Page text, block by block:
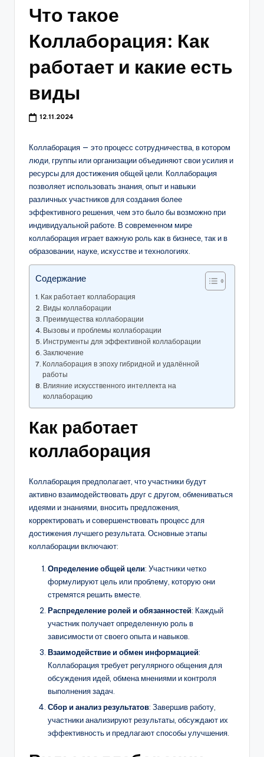
Что такое
Коллаборация: Как
работает и какие есть
виды
12.11.2024
Коллаборация — это процесс сотрудничества, в котором
люди, группы или организации объединяют свои усилия и
ресурсы для достижения общей цели. Коллаборация
позволяет использовать знания, опыт и навыки
различных участников для создания более
эффективного решения, чем это было бы возможно при
индивидуальной работе. В современном мире
коллаборация играет важную роль как в бизнесе, так и в
образовании, науке, искусстве и технологиях.
Содержание
Как работает коллаборация
Виды коллаборации
Преимущества коллаборации
Вызовы и проблемы коллаборации
Инструменты для эффективной коллаборации
Заключение
Коллаборация в эпоху гибридной и удалённой
работы
Влияние искусственного интеллекта на
коллаборацию
Как работает
коллаборация
Коллаборация предполагает, что участники будут
активно взаимодействовать друг с другом, обмениваться
идеями и знаниями, вносить предложения,
корректировать и совершенствовать процесс для
достижения лучшего результата. Основные этапы
коллаборации включают:
Определение общей цели: Участники четко
формулируют цель или проблему, которую они
стремятся решить вместе.
Распределение ролей и обязанностей: Каждый
участник получает определенную роль в
зависимости от своего опыта и навыков.
Взаимодействие и обмен информацией:
Коллаборация требует регулярного общения для
обсуждения идей, обмена мнениями и контроля
выполнения задач.
Сбор и анализ результатов: Завершив работу,
участники анализируют результаты, обсуждают их
эффективность и предлагают способы улучшения.